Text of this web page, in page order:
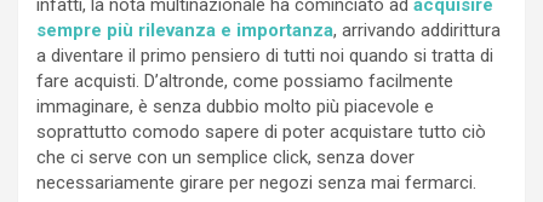
infatti, la nota multinazionale ha cominciato ad acquisire
sempre più rilevanza e importanza, arrivando addirittura
a diventare il primo pensiero di tutti noi quando si tratta di
fare acquisti. D’altronde, come possiamo facilmente
immaginare, è senza dubbio molto più piacevole e
soprattutto comodo sapere di poter acquistare tutto ciò
che ci serve con un semplice click, senza dover
necessariamente girare per negozi senza mai fermarci.